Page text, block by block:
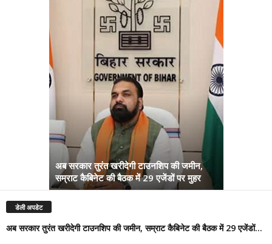
अब सरकार तुरंत खरीदेगी टाउनशिप की जमीन,
सम्राट कैबिनेट की बैठक में 29 एजेंडों पर मुहर
डेली अपडेट
अब सरकार तुरंत खरीदेगी टाउनशिप की जमीन, सम्राट कैबिनेट की बैठक में 29 एजेंडों...